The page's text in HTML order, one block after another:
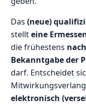
Das(neue)
stellteine
die frühestens
Bekanntgabe der
darf. Entscheidet
elektronisch